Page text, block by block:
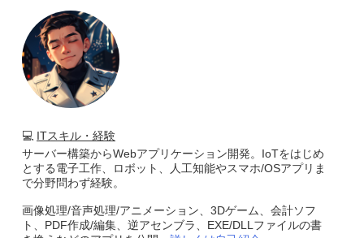
💻 ITスキル・経験
サーバー構築からWebアプリケーション開発。IoTをはじめ
とする電子工作、ロボット、人工知能やスマホ/OSアプリま
で分野問わず経験。
画像処理/音声処理/アニメーション、3Dゲーム、会計ソフ
ト、PDF作成/編集、逆アセンブラ、EXE/DLLファイルの書